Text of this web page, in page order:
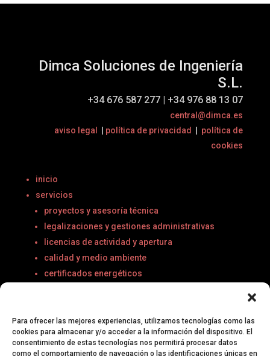
Para ofrecer las mejores experiencias, utilizamos tecnologías como las
cookies para almacenar y/o acceder a la información del dispositivo. El
consentimiento de estas tecnologías nos permitirá procesar datos
como el comportamiento de navegación o las identificaciones únicas en
Dimca Soluciones de Ingeniería
S.L.
+34 676 587 277 | +34 976 88 13 07
central@dimca.es
aviso legal
política de privacidad
política de
cookies
inicio
servicios
proyectos y asesoría técnica
legalizaciones y gestiones administrativas
licencias de actividad y apertura
calidad y medio ambiente
certificados energéticos
I+D+I
proyectos realizados